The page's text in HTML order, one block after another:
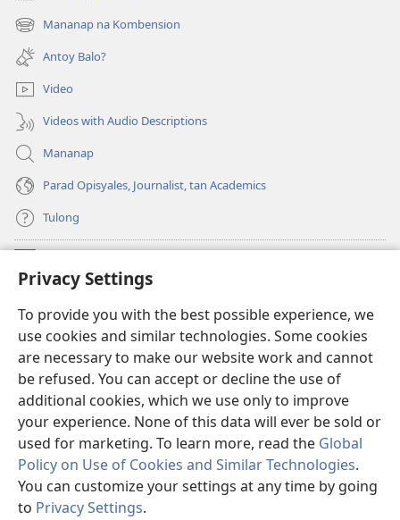
Privacy Settings
To provide you with the best possible experience, we
use cookies and similar technologies. Some cookies
are necessary to make our website work and cannot
be refused. You can accept or decline the use of
additional cookies, which we use only to improve
your experience. None of this data will ever be sold or
used for marketing. To learn more, read the Global
Policy on Use of Cookies and Similar Technologies.
You can customize your settings at any time by going
to Privacy Settings.
new
window)
Mananap na Kombension
(opens
new
window)
Antoy Balo?
Video
Videos with Audio Descriptions
Mananap
Parad Opisyales, Journalist, tan Academics
Tulong
(opens
new
Watchtower ONLINE YA LIBRARYA™
(opens
new
window)JW Hub
(opens
new
window)JW Library App
Copyright© 2026 Watch Tower Bible and Tract Society of Pennsylvania.
KONDISYON ED PANGUSAR